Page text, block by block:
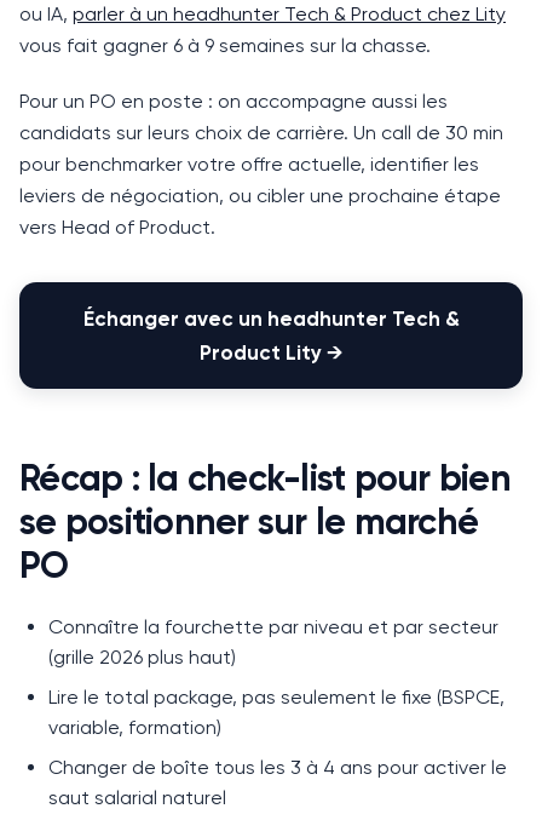
ou IA, parler à un headhunter Tech & Product chez Lity
vous fait gagner 6 à 9 semaines sur la chasse.
Pour un PO en poste : on accompagne aussi les
candidats sur leurs choix de carrière. Un call de 30 min
pour benchmarker votre offre actuelle, identifier les
leviers de négociation, ou cibler une prochaine étape
vers Head of Product.
Échanger avec un headhunter Tech &
Product Lity→
Récap : la check-list pour bien
se positionner sur le marché
PO
Connaître la fourchette par niveau et par secteur
(grille 2026 plus haut)
Lire le total package, pas seulement le fixe (BSPCE,
variable, formation)
Changer de boîte tous les 3 à 4 ans pour activer le
saut salarial naturel